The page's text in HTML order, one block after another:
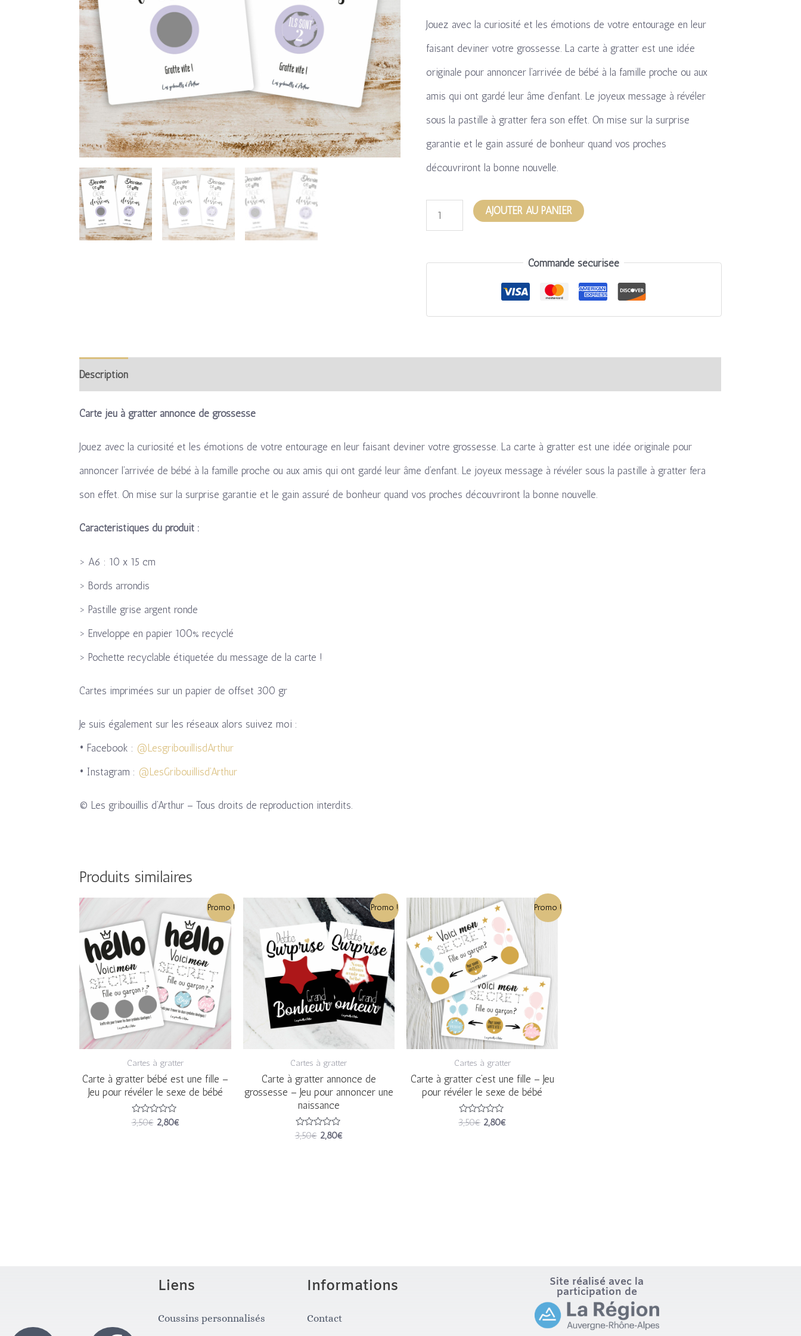
Jouez avec la curiosité et les émotions de votre entourage en leur
faisant deviner votre grossesse. La carte à gratter est une idée
originale pour annoncer l’arrivée de bébé à la famille proche ou aux
amis qui ont gardé leur âme d’enfant. Le joyeux message à révéler
sous la pastille à gratter fera son effet. On mise sur la surprise
garantie et le gain assuré de bonheur quand vos proches
découvriront la bonne nouvelle.
AJOUTER AU PANIER
Commande sécurisée
Description
Carte jeu à gratter annonce de grossesse
Jouez avec la curiosité et les émotions de votre entourage en leur faisant deviner votre grossesse. La carte à gratter est une idée originale pour
annoncer l’arrivée de bébé à la famille proche ou aux amis qui ont gardé leur âme d’enfant. Le joyeux message à révéler sous la pastille à gratter fera
son effet. On mise sur la surprise garantie et le gain assuré de bonheur quand vos proches découvriront la bonne nouvelle.
Caractéristiques du produit :
> A6 : 10 x 15 cm
> Bords arrondis
> Pastille grise argent ronde
> Enveloppe en papier 100% recyclé
> Pochette recyclable étiquetée du message de la carte !
Cartes imprimées sur un papier de offset 300 gr
Je suis également sur les réseaux alors suivez moi :
• Facebook : @LesgribouillisdArthur
• Instagram : @LesGribouillisd’Arthur
© Les gribouillis d’Arthur – Tous droits de reproduction interdits.
Produits similaires
Promo !
Cartes à gratter
Carte à gratter bébé est une fille –
Jeu pour révéler le sexe de bébé
Note
3,50€
prix
initial
était :
3,50€.
2,80€
prix
actuel
est :
2,80€.
Promo !
Cartes à gratter
Carte à gratter annonce de
grossesse – Jeu pour annoncer une
naissance
Note
3,50€
Le
prix
initial
était :
3,50€.
2,80€
Le
prix
actuel
est :
2,80€.
Promo !
Cartes à gratter
Carte à gratter c’est une fille – Jeu
pour révéler le sexe de bébé
Note
3,50€
Le
prix
initial
était :
3,50€.
2,80€
prix
actuel
est :
2,80€.
Liens
Coussins personnalisés
Informations
Contact
Site réalisé avec la
participation de